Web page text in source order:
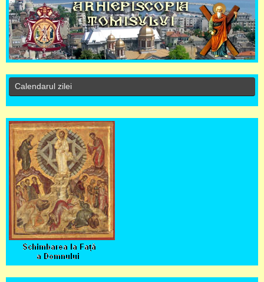
Calendarul zilei